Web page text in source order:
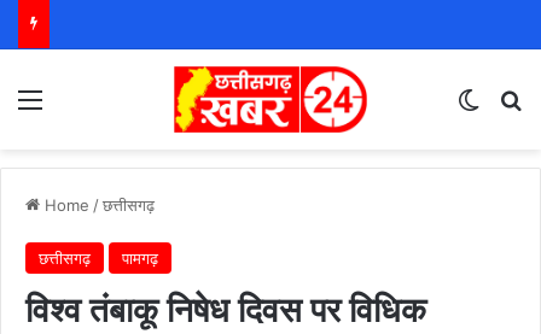
Home /छत्तीसगढ़
छत्तीसगढ़ पामगढ़
विश्व तंबाकू निषेध दिवस पर विधिक